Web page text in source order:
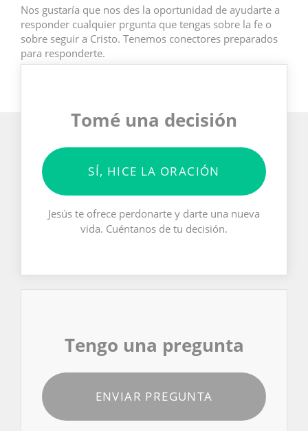
Nos gustaría que nos des la oportunidad de ayudarte a
responder cualquier prgunta que tengas sobre la fe o
sobre seguir a Cristo. Tenemos conectores preparados
para responderte.
Tomé una decisión
SÍ, HICE LA ORACIÓN
Jesús te ofrece perdonarte y darte una nueva
vida. Cuéntanos de tu decisión.
Tengo una pregunta
ENVIAR PREGUNTA